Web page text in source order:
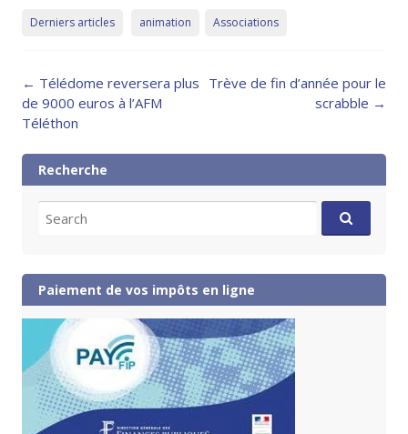
Derniers articles animation Associations
Post
navigation
← Télédome reversera plus
de 9000 euros à l’AFM
Téléthon
Trève de fin d’année pour le
scrabble →
Recherche
for:
Paiement de vos impôts en ligne